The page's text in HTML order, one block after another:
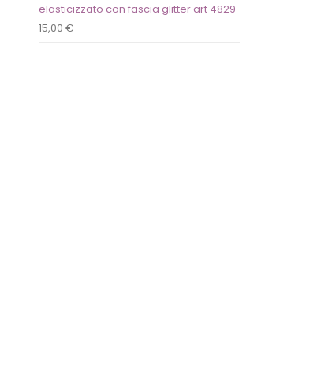
elasticizzato con fascia glitter art 4829
15,00 €